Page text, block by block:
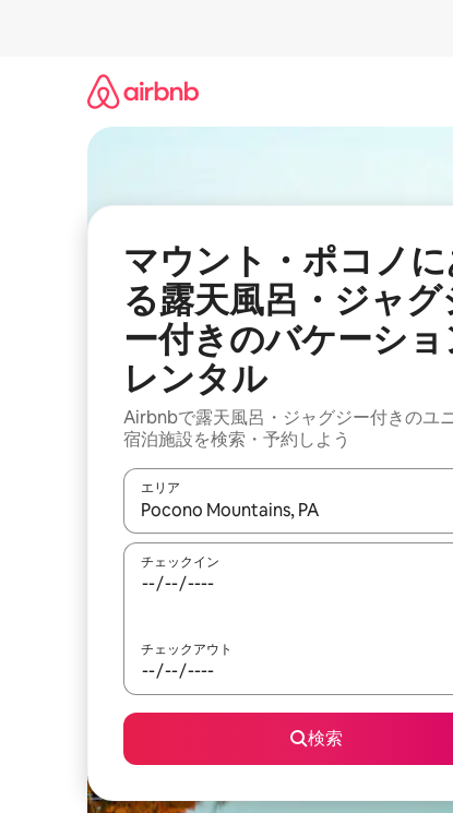
マウント・ポコノ
る露天風呂・ジャグ
ー付きのバケーショ
レンタル
Airbnbで露天風呂・ジャグジー付きのユ
宿泊施設を検索・予約しよう
エリア
検索結果が表示されたら、上下の矢印キー
チェックイン
チェックアウト
検索